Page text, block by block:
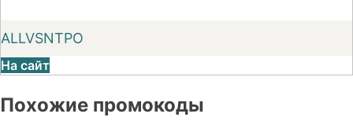
ALLVSNTPO
На сайт
Похожие промокоды